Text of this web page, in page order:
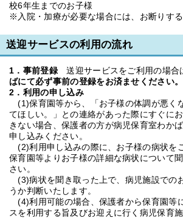
校6年生までのお子様
※入院・加療が必要な場合には、お断りする
送迎サービスの利用の流れ
1．事前登録送迎サービスをご利用の場合
ばにて必ず事前の登録をお済ませください。
2．利用の申し込み
(1)保育園等から、「お子様の体調が悪く
てほしい。」との連絡があった際にすぐに
きない場合、保護者の方が病児保育室わか
申し込みください。
(2)利用申し込みの際に、お子様の病状を
保育園等よりお子様の詳細な病状について
さい。
(3)病状を聞き取った上で、病児施設での
うか判断いたします。
(4)利用可能の場合、保護者から保育園等
スを利用する旨及びお迎えに行く病児保育